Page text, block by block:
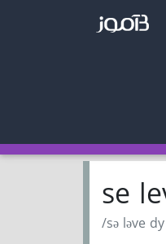
se
/sə ləve